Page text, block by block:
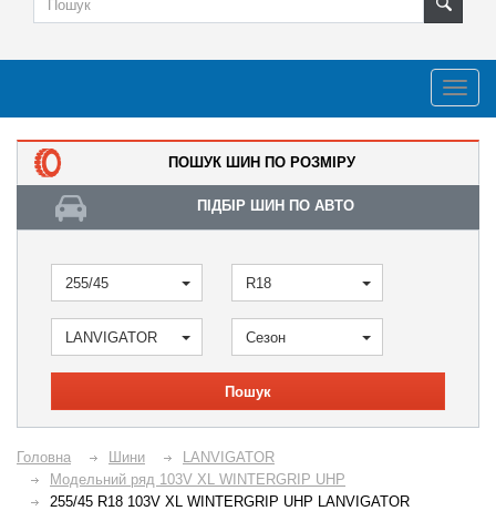
ПОШУК ШИН ПО РОЗМІРУ
ПІДБІР ШИН ПО АВТО
255/45 R18
LANVIGATOR Сезон
Пошук
Головна Шини
LANVIGATOR
Модельний ряд 103V XL WINTERGRIP UHP
255/45 R18 103V XL WINTERGRIP UHP LANVIGATOR